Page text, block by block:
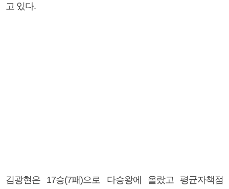
고 있다.
김광현은 17승(7패)으로 다승왕에 올랐고 평균자책점